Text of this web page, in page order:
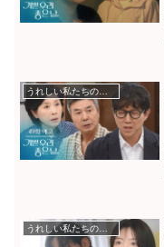
うれしい私たちの良い日
うれしい私たちの良い日